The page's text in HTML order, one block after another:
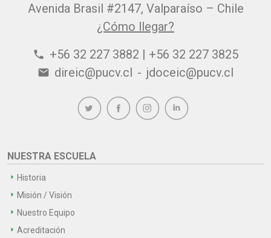
Avenida Brasil #2147, Valparaíso – Chile
¿Cómo llegar?
phone +56 32 227 3882 | +56 32 227 3825
email direic@pucv.cl - jdoceic@pucv.cl
NUESTRA ESCUELA
Historia
Misión / Visión
Nuestro Equipo
Acreditación